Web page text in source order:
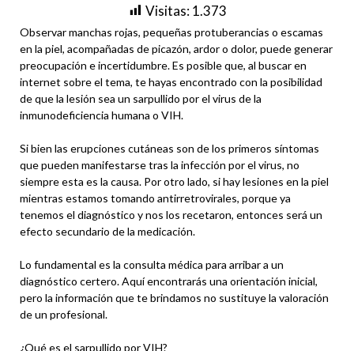
Visitas:1.373
Observar manchas rojas, pequeñas protuberancias o escamas
en la piel, acompañadas de picazón, ardor o dolor, puede generar
preocupación e incertidumbre. Es posible que, al buscar en
internet sobre el tema, te hayas encontrado con la posibilidad
de que la lesión sea un sarpullido por el virus de la
inmunodeficiencia humana o VIH.
Si bien las erupciones cutáneas son de los primeros síntomas
que pueden manifestarse tras la infección por el virus, no
siempre esta es la causa. Por otro lado, si hay lesiones en la piel
mientras estamos tomando antirretrovirales, porque ya
tenemos el diagnóstico y nos los recetaron, entonces será un
efecto secundario de la medicación.
Lo fundamental es la consulta médica para arribar a un
diagnóstico certero. Aquí encontrarás una orientación inicial,
pero la información que te brindamos no sustituye la valoración
de un profesional.
¿Qué es el sarpullido por VIH?